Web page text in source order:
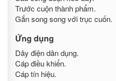
Trước cuộn thành phẩm.
Gắn song song với trục cuốn.
Ứng dụng
Dây điện dân dụng.
Cáp điều khiển.
Cáp tín hiệu.